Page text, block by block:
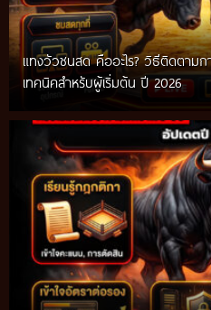
แทงวัวชนสด คืออะไร? วิธีติดตาม
เทคนิคสำหรับผู้เริ่มต้น ปี 2026